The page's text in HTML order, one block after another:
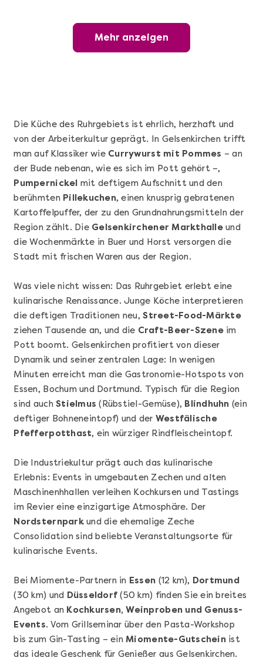
Wunderschöner Weinabend
Mehr anzeigen
Sushi Basic Kurs Bonn
Mehr anzeigen
Geschenkbox 100€
Mehr anzeigen
Sushi-Kochkurs@Home
Mehr anzeigen
Die Küche des Ruhrgebiets ist ehrlich, herzhaft und
von der Arbeiterkultur geprägt. In Gelsenkirchen trifft
man auf Klassiker wie Currywurst mit Pommes – an
der Bude nebenan, wie es sich im Pott gehört –,
Pumpernickel mit deftigem Aufschnitt und den
berühmten Pillekuchen, einen knusprig gebratenen
Kartoffelpuffer, der zu den Grundnahrungsmitteln der
Region zählt. Die Gelsenkirchener Markthalleund
die Wochenmärkte in Buer und Horst versorgen die
Stadt mit frischen Waren aus der Region.
Was viele nicht wissen: Das Ruhrgebiet erlebt eine
kulinarische Renaissance. Junge Köche interpretieren
die deftigen Traditionen neu,Street-Food-Märkte
ziehen Tausende an, und die Craft-Beer-Szeneim
Pott boomt. Gelsenkirchen profitiert von dieser
Dynamik und seiner zentralen Lage: In wenigen
Minuten erreicht man die Gastronomie-Hotspots von
Essen, Bochum und Dortmund. Typisch für die Region
sind auchStielmus (Rübstiel-Gemüse), Blindhuhn (ein
deftiger Bohneneintopf) und der Westfälische
Pfefferpotthast, ein würziger Rindfleischeintopf.
Die Industriekultur prägt auch das kulinarische
Erlebnis: Events in umgebauten Zechen und alten
Maschinenhhallen verleihen Kochkursen und Tastings
im Revier eine einzigartige Atmosphäre. Der
Nordsternparkund die ehemalige Zeche
Consolidation sind beliebte Veranstaltungsorte für
kulinarische Events.
Bei Miomente-Partnern in Essen (12 km), Dortmund
(30 km) und Düsseldorf (50 km) finden Sie ein breites
Angebot an Kochkursen, Weinproben und Genuss-
Events. Vom Grillseminar über den Pasta-Workshop
bis zum Gin-Tasting – einMiomente-Gutscheinist
das ideale Geschenk für Genießer aus Gelsenkirchen.